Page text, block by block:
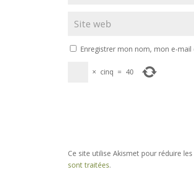
Enregistrer mon nom, mon e-
× cinq = 40
Ce site utilise Akismet pour réduire les
sont traitées.